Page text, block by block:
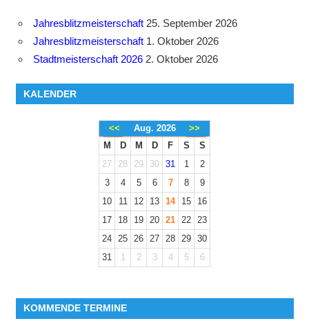
Jahresblitzmeisterschaft 25. September 2026
Jahresblitzmeisterschaft 1. Oktober 2026
Stadtmeisterschaft 2026 2. Oktober 2026
KALENDER
<< Aug. 2026
>>
M
D M D F S
S
27
28 29 30 31 1
2
3
4 5 6 7 8
9
10
11 12 13 14 15
16
17
18 19 20 21 22
23
24
25 26 27 28 29 30
31
1 2 3 4 5 6
KOMMENDE TERMINE